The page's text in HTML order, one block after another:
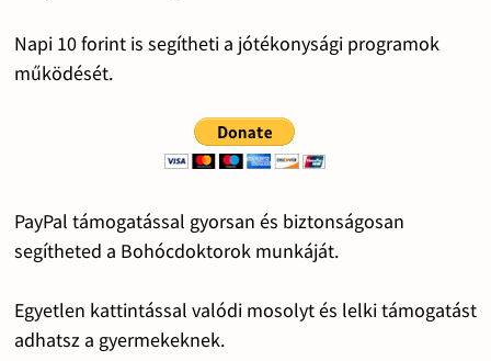
Napi 10 forint is segítheti a jótékonysági programok
működését.
PayPal támogatással gyorsan és biztonságosan
segítheted a Bohócdoktorok munkáját.
Egyetlen kattintással valódi mosolyt és lelki támogatást
adhatsz a gyermekeknek.